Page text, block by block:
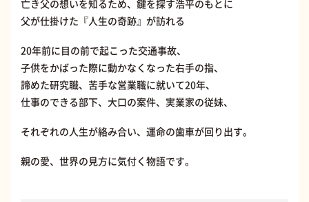
亡き父の想いを知るため、鍵を探す浩平のもとに
父が仕掛けた『人生の奇跡』が訪れる
20年前に目の前で起こった交通事故、
子供をかばった際に動かなくなった右手の指、
諦めた研究職、苦手な営業職に就いて20年、
仕事のできる部下、大口の案件、実業家の従妹、
それぞれの人生が絡み合い、運命の歯車が回り出す。
親の愛、世界の見方に気付く物語です。